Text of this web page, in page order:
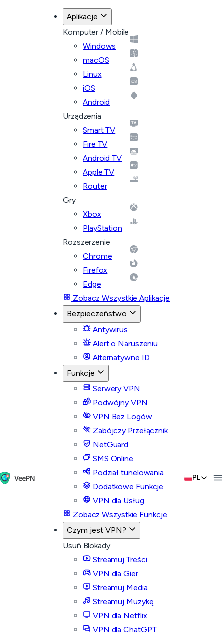
Aplikacje
Komputer / Mobile
Windows
macOS
Linux
iOS
Android
Urządzenia
Smart TV
Fire TV
Android TV
Apple TV
Router
Gry
Xbox
PlayStation
Rozszerzenie
Chrome
Firefox
Edge
Zobacz Wszystkie Aplikacje
Bezpieczeństwo
Antywirus
Alert o Naruszeniu
Alternatywne ID
Funkcje
Serwery VPN
Podwójny VPN
VPN Bez Logów
Zabójczy Przełącznik
NetGuard
SMS Online
Podział tunelowania
Dodatkowe Funkcje
VPN dla Usług
Zobacz Wszystkie Funkcje
Czym jest VPN?
Usuń Blokady
Streamuj Treści
VPN dla Gier
Streamuj Media
Streamuj Muzykę
VPN dla Netflix
VPN dla ChatGPT
PL